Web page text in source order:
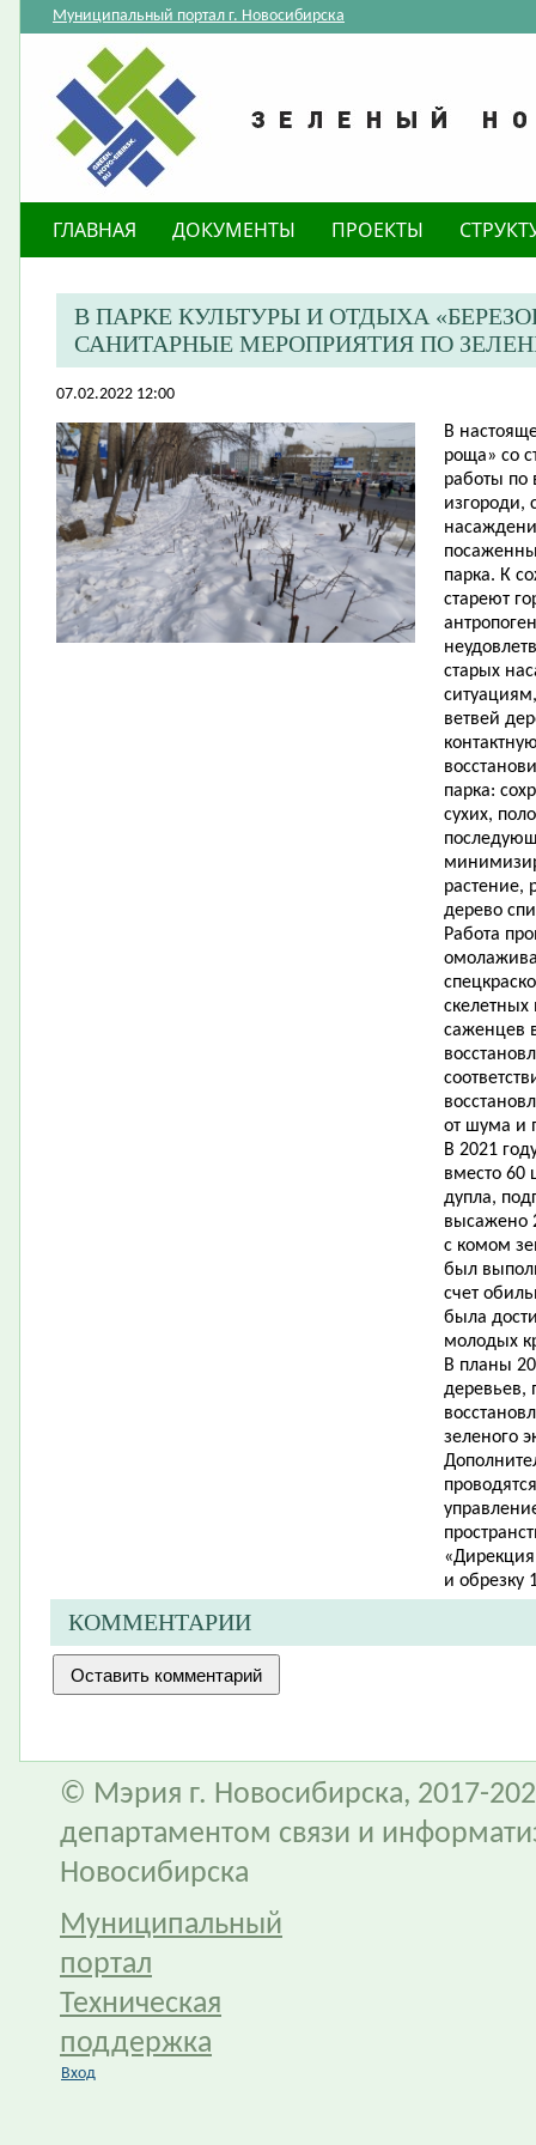
Муниципальный портал г. Новосибирска
ГЛАВНАЯ ДОКУМЕНТЫ ПРОЕКТЫ
В ПАРКЕ КУЛЬТУРЫ И ОТДЫХА
САНИТАРНЫЕ МЕРОПРИЯТИЯ ПО
07.02.2022 12:00
В
роща» со
работы по
изгороди,
парка. К
стареют
старых
ветвей
парка:
сухих,
растение,
дерево
Работа
скелетных
саженцев
от шума и
В 2021
вместо 60
дупла,
высажено
с комом
был
счет
была
молодых
В планы
деревьев,
зеленого
и обрезку
КОММЕНТАРИИ
© Мэрия г. Новосибирска, 2017-
департаментом связи и
Новосибирска
Муниципальный
портал
Техническая
поддержка
Вход